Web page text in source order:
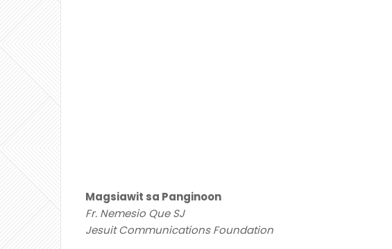
Magsiawit sa Panginoon
Fr. Nemesio Que SJ
Jesuit Communications Foundation